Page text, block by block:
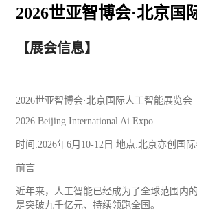
2026世亚智博会·北京国
【展会信息】
2026世亚智博会·北京国际人工智能展览会
2026 Beijing International Ai Expo
时间:2026年6月10-12日 地点:北京亦创国
前言
近年来，人工智能已经成为了全球范围内
是突破九千亿元、持续领跑全国。